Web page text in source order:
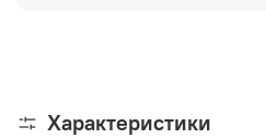
Характеристики